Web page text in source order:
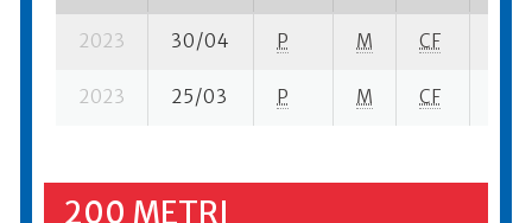
2023 30/04 P M CF
2023 25/03 P M CF
200 METRI